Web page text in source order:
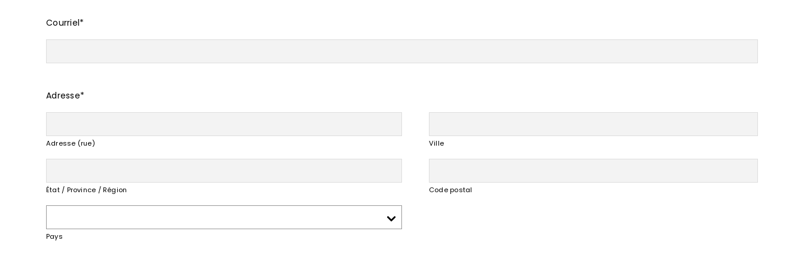
Courriel*
Adresse*
Adresse (rue) Ville
État / Province / Région Code postal
Pays